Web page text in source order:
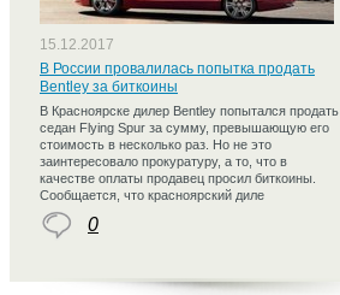
15.12.2017
В России провалилась попытка продать
Bentley за биткоины
В Красноярске дилер Bentley попытался продать
седан Flying Spur за сумму, превышающую его
стоимость в несколько раз. Но не это
заинтересовало прокуратуру, а то, что в
качестве оплаты продавец просил биткоины.
Сообщается, что красноярский диле
0